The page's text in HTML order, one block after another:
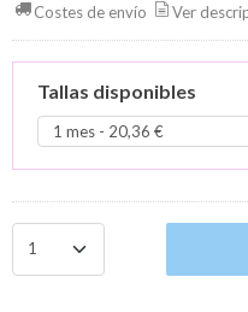
Costes de envío Ver
Tallas disponibles